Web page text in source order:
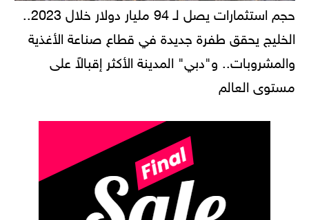
حجم استثمارات يصل لـ 94 مليار دولار خلال 2023..
الخليج يحقق طفرة جديدة في قطاع صناعة الأغذية
والمشروبات.. و"دبي" المدينة الأكثر إقبالاً على
مستوى العالم